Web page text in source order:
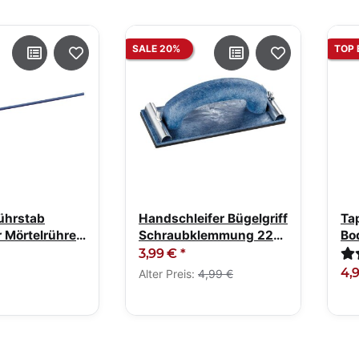
Mörtelrührer
SALE 20%
Handschleifer Bügelgriff
Schraubklemmung 228
x 82mm
3,99 € *
Alter Preis: 4,99 €
TOP